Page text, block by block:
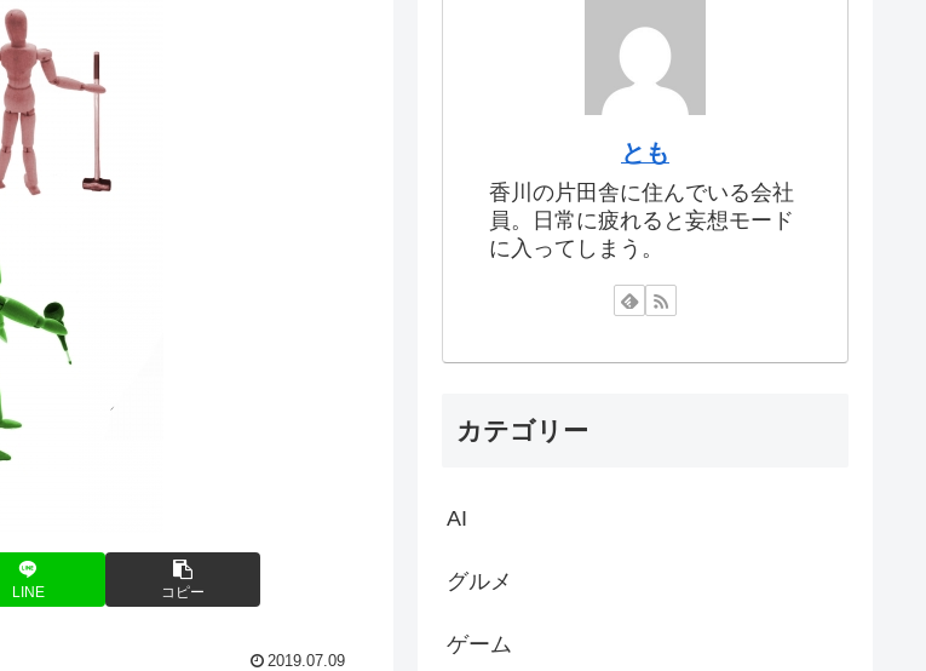
LINE コピー
2019.07.09
とも
香川の片田舎に住んでいる会社
員。日常に疲れると妄想モード
に入ってしまう。
カテゴリー
AI
グルメ
ゲーム